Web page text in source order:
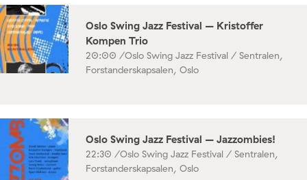
Oslo Swing Jazz Festival – Kristoffer
Kompen Trio
20:00 /Oslo Swing Jazz Festival / Sentralen,
Forstanderskapsalen, Oslo
Oslo Swing Jazz Festival – Jazzombies!
22:30 /Oslo Swing Jazz Festival / Sentralen,
Forstanderskapsalen, Oslo